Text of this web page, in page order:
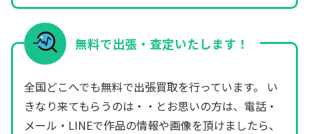
無料で出張・査定いたします！
全国どこへでも無料で出張買取を行っています。 い
きなり来てもらうのは・・とお思いの方は、電話・
メール・LINEで作品の情報や画像を頂けましたら、